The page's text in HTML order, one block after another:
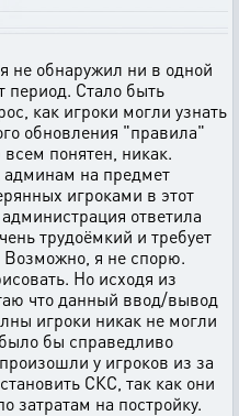
не обнаружил ни в одной
период. Стало быть
как игроки могли узнать
обновления "правила"
понятен, никак.
админам на предмет
игроками в этот
ответила
трудоёмкий и требует
Возможно, я не спорю.
Но исходя из
что данный ввод/вывод
игроки никак не могли
бы справедливо
у игроков из за
СКС, так как они
затратам на постройку.